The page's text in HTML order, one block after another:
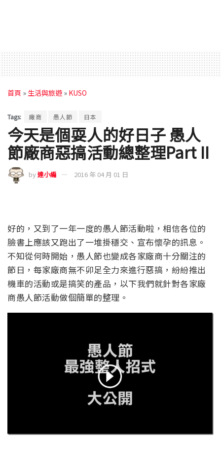
首頁 » 生活與旅遊 » KUSO
Tags: 廠商 愚人節 日本
今天是個耍人的好日子 愚人
節廠商惡搞活動總整理Part II
by達小編 2016 年 04 月 01 日
好的，又到了一年一度的愚人節活動啦，相信各位的
臉書上應該又跑出了一堆掛穩交、宣布懷孕的訊息。
不知從何時開始，愚人節也變成各家廠商十分關注的
節日，每家廠商無不卯足全力來進行惡搞，紛紛推出
機車的活動或是搞笑的產品，以下我們就針對各家廠
商愚人節活動做個簡單的整理。